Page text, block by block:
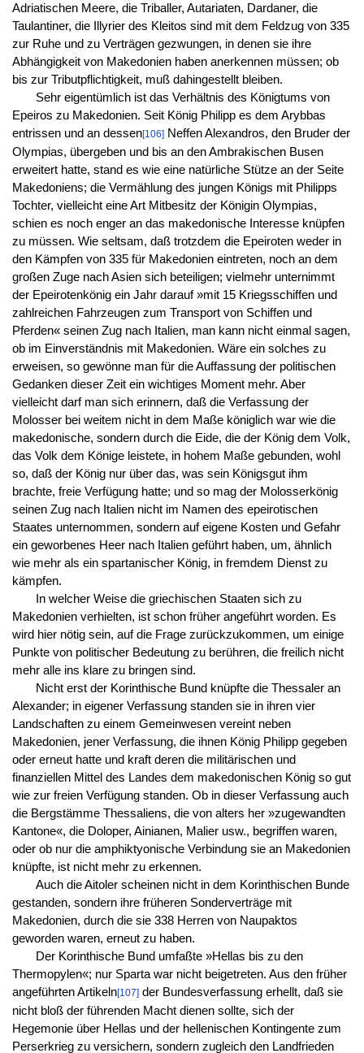
Adriatischen Meere, die Triballer, Autariaten, Dardaner, die
Taulantiner, die Illyrier des Kleitos sind mit dem Feldzug von 335
zur Ruhe und zu Verträgen gezwungen, in denen sie ihre
Abhängigkeit von Makedonien haben anerkennen müssen; ob
bis zur Tributpflichtigkeit, muß dahingestellt bleiben.
Sehr eigentümlich ist das Verhältnis des Königtums von
Epeiros zu Makedonien. Seit König Philipp es dem Arybbas
entrissen und an dessen[106]Neffen Alexandros, den Bruder der
Olympias, übergeben und bis an den Ambrakischen Busen
erweitert hatte, stand es wie eine natürliche Stütze an der Seite
Makedoniens; die Vermählung des jungen Königs mit Philipps
Tochter, vielleicht eine Art Mitbesitz der Königin Olympias,
schien es noch enger an das makedonische Interesse knüpfen
zu müssen. Wie seltsam, daß trotzdem die Epeiroten weder in
den Kämpfen von 335 für Makedonien eintreten, noch an dem
großen Zuge nach Asien sich beteiligen; vielmehr unternimmt
der Epeirotenkönig ein Jahr darauf »mit 15 Kriegsschiffen und
zahlreichen Fahrzeugen zum Transport von Schiffen und
Pferden« seinen Zug nach Italien, man kann nicht einmal sagen,
ob im Einverständnis mit Makedonien. Wäre ein solches zu
erweisen, so gewönne man für die Auffassung der politischen
Gedanken dieser Zeit ein wichtiges Moment mehr. Aber
vielleicht darf man sich erinnern, daß die Verfassung der
Molosser bei weitem nicht in dem Maße königlich war wie die
makedonische, sondern durch die Eide, die der König dem Volk,
das Volk dem Könige leistete, in hohem Maße gebunden, wohl
so, daß der König nur über das, was sein Königsgut ihm
brachte, freie Verfügung hatte; und so mag der Molosserkönig
seinen Zug nach Italien nicht im Namen des epeirotischen
Staates unternommen, sondern auf eigene Kosten und Gefahr
ein geworbenes Heer nach Italien geführt haben, um, ähnlich
wie mehr als ein spartanischer König, in fremdem Dienst zu
kämpfen.
In welcher Weise die griechischen Staaten sich zu
Makedonien verhielten, ist schon früher angeführt worden. Es
wird hier nötig sein, auf die Frage zurückzukommen, um einige
Punkte von politischer Bedeutung zu berühren, die freilich nicht
mehr alle ins klare zu bringen sind.
Nicht erst der Korinthische Bund knüpfte die Thessaler an
Alexander; in eigener Verfassung standen sie in ihren vier
Landschaften zu einem Gemeinwesen vereint neben
Makedonien, jener Verfassung, die ihnen König Philipp gegeben
oder erneut hatte und kraft deren die militärischen und
finanziellen Mittel des Landes dem makedonischen König so gut
wie zur freien Verfügung standen. Ob in dieser Verfassung auch
die Bergstämme Thessaliens, die von alters her »zugewandten
Kantone«, die Doloper, Ainianen, Malier usw., begriffen waren,
oder ob nur die amphiktyonische Verbindung sie an Makedonien
knüpfte, ist nicht mehr zu erkennen.
Auch die Aitoler scheinen nicht in dem Korinthischen Bunde
gestanden, sondern ihre früheren Sonderverträge mit
Makedonien, durch die sie 338 Herren von Naupaktos
geworden waren, erneut zu haben.
Der Korinthische Bund umfaßte »Hellas bis zu den
Thermopylen«; nur Sparta war nicht beigetreten. Aus den früher
angeführten Artikeln[107]der Bundesverfassung erhellt, daß sie
nicht bloß der führenden Macht dienen sollte, sich der
Hegemonie über Hellas und der hellenischen Kontingente zum
Perserkrieg zu versichern, sondern zugleich den Landfrieden